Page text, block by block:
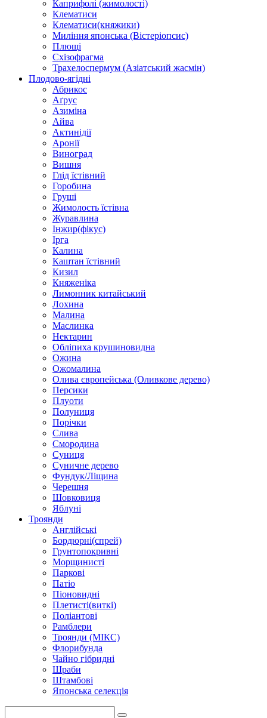
Каприфолі (жимолості)
Клематиси
Клематиси(княжики)
Миління японська (Вістеріопсис)
Плющі
Схізофрагма
Трахелоспермум (Азіатський жасмін)
Плодово-ягідні
Абрикос
Аґрус
Азиміна
Айва
Актинідії
Аронії
Виноград
Вишня
Глід їстівний
Горобина
Груші
Жимолость їстівна
Журавлина
Інжир(фікус)
Ірга
Калина
Каштан їстівний
Кизил
Княженіка
Лимонник китайський
Лохина
Малина
Маслинка
Нектарин
Обліпиха крушиновидна
Ожина
Ожомалина
Олива європейська (Оливкове дерево)
Персики
Плуоти
Полуниця
Порічки
Слива
Смородина
Суниця
Суничне дерево
Фундук/Ліщина
Черешня
Шовковиця
Яблуні
Троянди
Англійські
Бордюрні(спрей)
Грунтопокривні
Морщинисті
Паркові
Патіо
Піоновидні
Плетисті(виткі)
Поліантові
Рамблери
Троянди (МІКС)
Флорибунда
Чайно гібридні
Шраби
Штамбові
Японська селекція